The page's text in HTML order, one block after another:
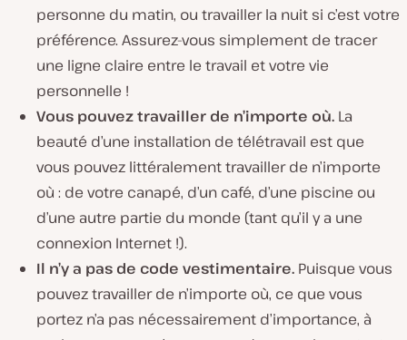
personne du matin, ou travailler la nuit si c’est votre
préférence. Assurez-vous simplement de tracer
une ligne claire entre le travail et votre vie
personnelle !
Vous pouvez travailler de n’importe où. La
beauté d’une installation de télétravail est que
vous pouvez littéralement travailler de n’importe
où : de votre canapé, d’un café, d’une piscine ou
d’une autre partie du monde (tant qu’il y a une
connexion Internet !).
Il n’y a pas de code vestimentaire. Puisque vous
pouvez travailler de n’importe où, ce que vous
portez n’a pas nécessairement d’importance, à